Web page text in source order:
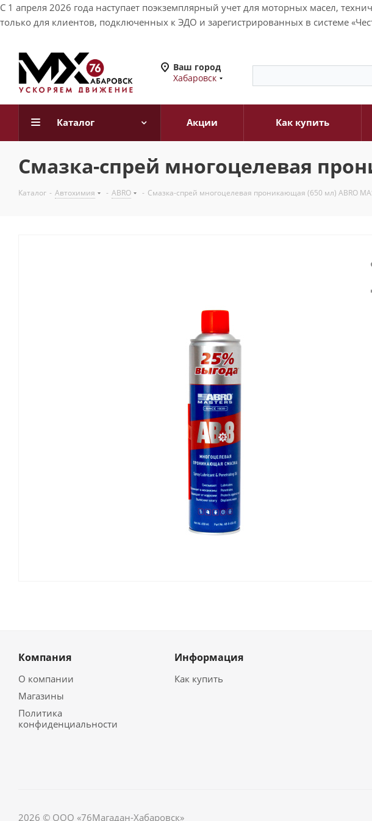
С 1 апреля 2026 года наступает поэкземплярный учет для моторных масел,
только для клиентов, подключенных к ЭДО и зарегистрированных в системе
Ваш город
Хабаровск
Каталог Акции Как купить
Смазка-спрей многоцелевая
Каталог - Автохимия - ABRO - Смазка-спрей многоцелевая проникающая (650 мл) ABRO
Компания
О компании
Магазины
Политика
конфиденциальности
Информация
Как купить
2026 © ООО «76Магадан-Хабаровск»